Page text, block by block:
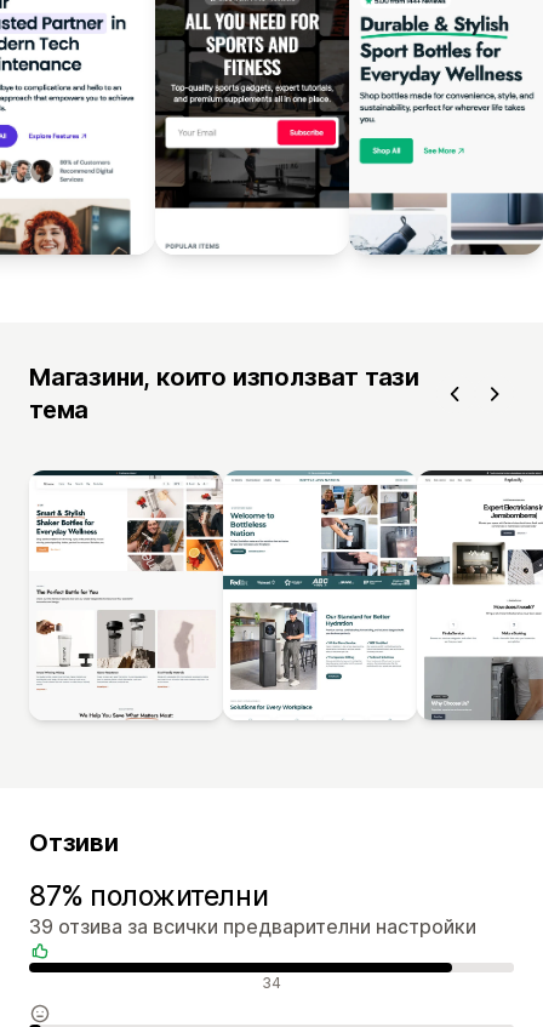
Магазини, които използват тази
тема
Отзиви
87% положителни
39 отзива за всички предварителни настройки
Положителни отзиви 34